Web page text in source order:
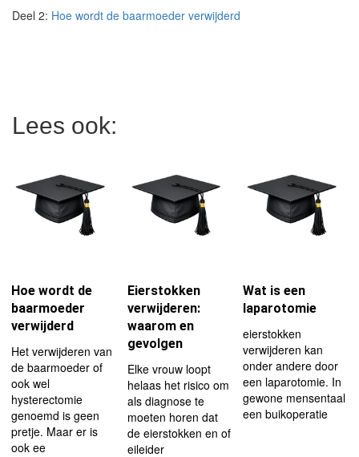
Deel 2: Hoe wordt de baarmoeder verwijderd
Lees ook:
Hoe wordt de
baarmoeder
verwijderd
Het verwijderen van
de baarmoeder of
ook wel
hysterectomie
genoemd is geen
pretje. Maar er is
ook ee
Eierstokken
verwijderen:
waarom en
gevolgen
Elke vrouw loopt
helaas het risico om
als diagnose te
moeten horen dat
de eierstokken en of
eileider
Wat is een
laparotomie
eierstokken
verwijderen kan
onder andere door
een laparotomie. In
gewone mensentaal
een buikoperatie